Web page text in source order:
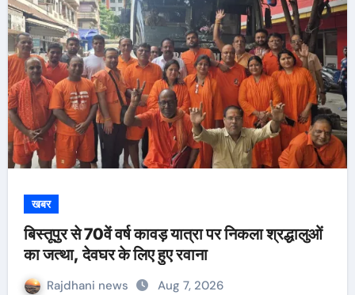
खबर
बिस्तूपुर से 70वें वर्ष कावड़ यात्रा पर निकला श्रद्धालुओं
का जत्था, देवघर के लिए हुए रवाना
Rajdhani news Aug 7, 2026